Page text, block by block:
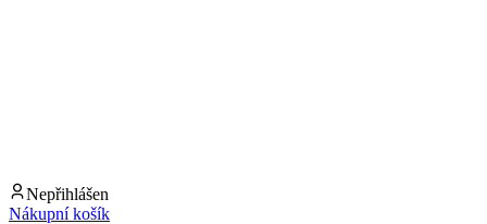
Nepřihlášen
Nákupní košík